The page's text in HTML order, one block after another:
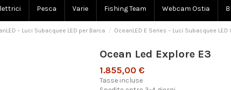
Pesca Varie Fishing Team Webcam Ostia
– Luci Subacquee LED per Barca OceanLED E Series – Luci Subacquee
Ocean Led Explore E3
1.855,00 €
Tasse incluse